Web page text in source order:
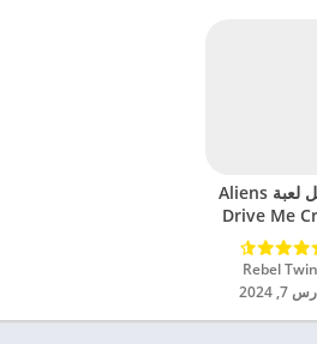
تحميل لعبة Aliens
Drive Me
2024
Rebel
7, 2024